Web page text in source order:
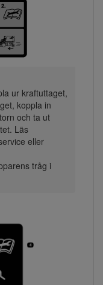
ur kraftuttaget,
koppla in
och ta ut
Läs
eller
tråg i